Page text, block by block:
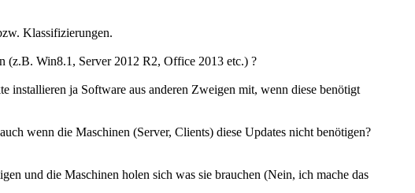
Klassifizierungen.
(z.B. Win8.1, Server 2012 R2, Office 2013 etc.) ?
installieren ja Software aus anderen Zweigen mit, wenn diese benötigt
wenn die Maschinen (Server, Clients) diese Updates nicht benötigen?
und die Maschinen holen sich was sie brauchen (Nein, ich mache das